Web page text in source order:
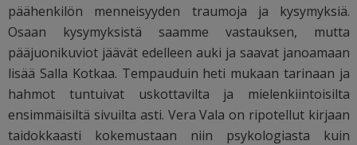
päähenkilön menneisyyden traumoja ja kysymyksiä.
Osaan kysymyksistä saamme vastauksen, mutta
pääjuonikuviot jäävät edelleen auki ja saavat janoamaan
lisää Salla Kotkaa. Tempauduin heti mukaan tarinaan ja
hahmot tuntuivat uskottavilta ja mielenkiintoisilta
ensimmäisiltä sivuilta asti. Vera Vala on ripotellut kirjaan
taidokkaasti kokemustaan niin psykologiasta kuin